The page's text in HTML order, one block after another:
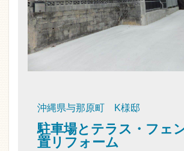
沖縄県与那原町 K様邸
駐車場とテラス・フェ
置リフォーム